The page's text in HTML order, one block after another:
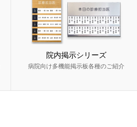
院内掲示シリーズ
病院向け多機能掲示板各種のご紹介